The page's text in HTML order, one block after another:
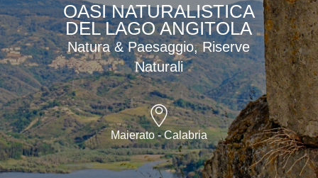
OASI NATURALISTICA
DEL LAGO ANGITOLA
Natura & Paesaggio, Riserve
Naturali
Maierato - Calabria